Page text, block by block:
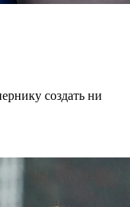
создать ни